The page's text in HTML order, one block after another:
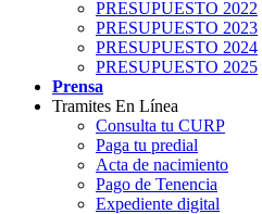
PRESUPUESTO 2022
PRESUPUESTO 2023
PRESUPUESTO 2024
PRESUPUESTO 2025
Prensa
Tramites En Línea
Consulta tu CURP
Paga tu predial
Acta de nacimiento
Pago de Tenencia
Expediente digital